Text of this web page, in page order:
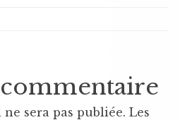
sera pas publiée. Les